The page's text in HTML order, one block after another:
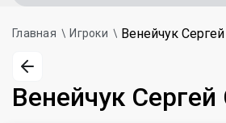
Главная Игроки Венейчук
Венейчук Сергей